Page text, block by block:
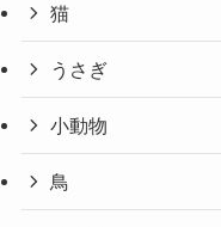
猫
うさぎ
小動物
鳥